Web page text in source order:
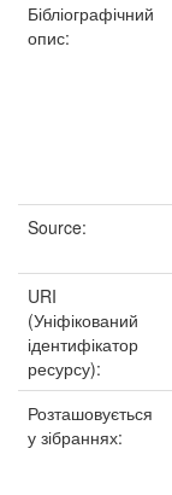
Бібліографічний
опис:
Source:
URI
(Уніфікований
ідентифікатор
ресурсу):
Розташовується
у зібраннях: